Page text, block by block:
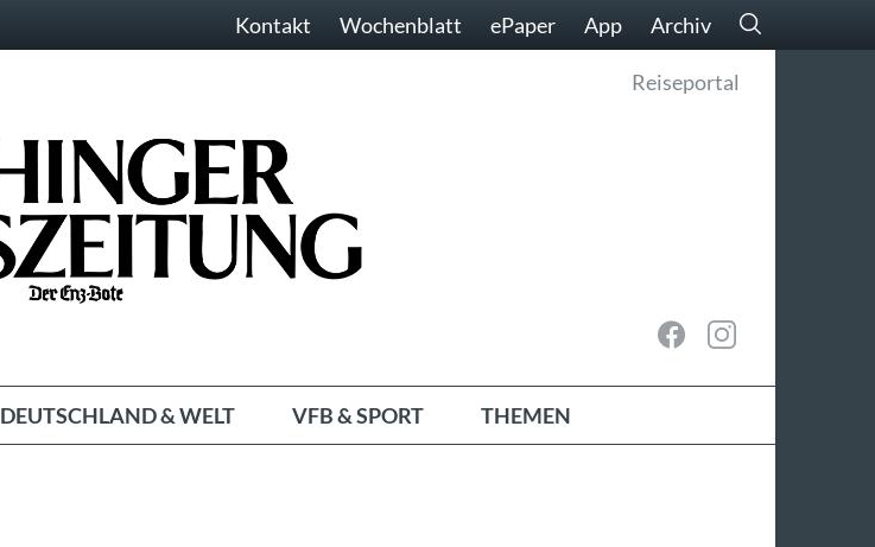
Kontakt Wochenblatt ePaper App Archiv
Reiseportal
DEUTSCHLAND & WELT VFB & SPORT THEMEN